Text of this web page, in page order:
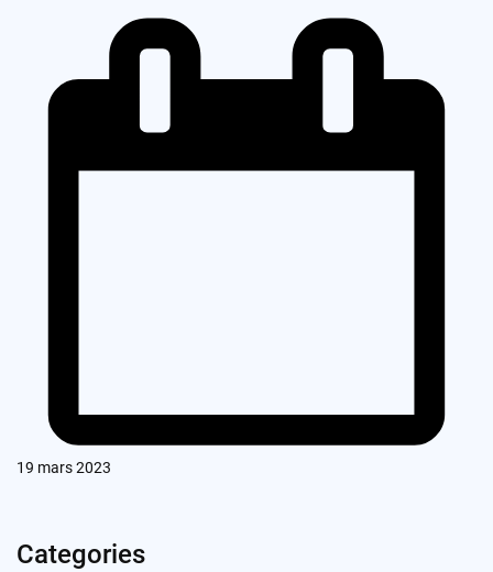
19 mars 2023
Categories